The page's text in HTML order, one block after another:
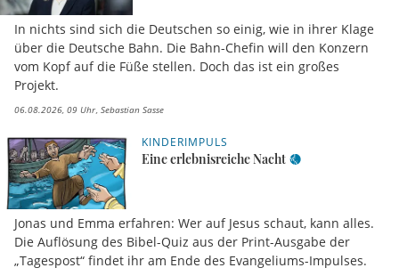
In nichts sind sich die Deutschen so einig, wie in ihrer Klage
über die Deutsche Bahn. Die Bahn-Chefin will den Konzern
vom Kopf auf die Füße stellen. Doch das ist ein großes
Projekt.
06.08.2026, 09 Uhr Sebastian Sasse
KINDERIMPULS
Eine erlebnisreiche Nacht
Jonas und Emma erfahren: Wer auf Jesus schaut, kann alles.
Die Auflösung des Bibel-Quiz aus der Print-Ausgabe der
„Tagespost“ findet ihr am Ende des Evangeliums-Impulses.